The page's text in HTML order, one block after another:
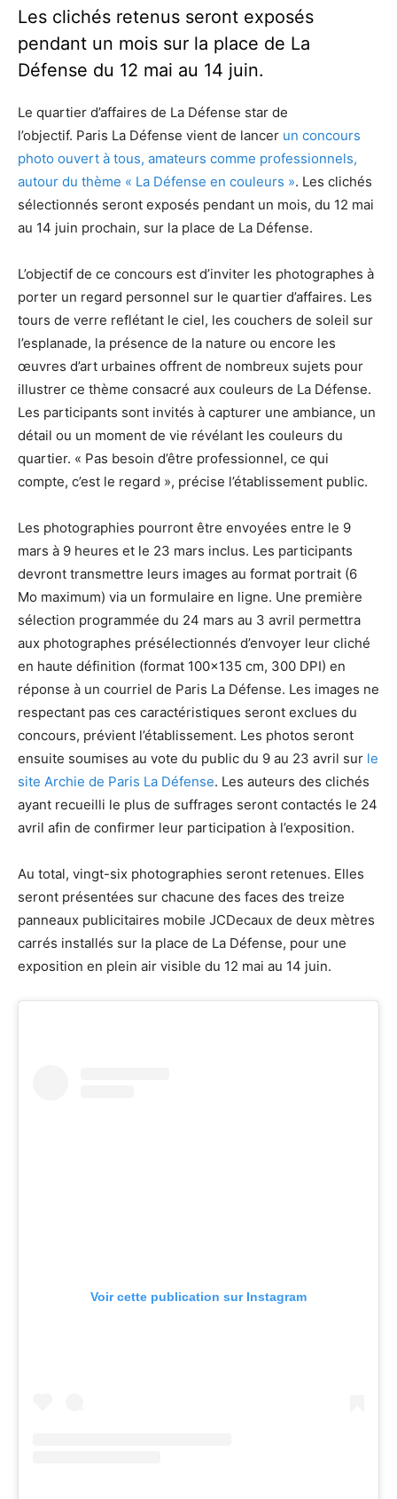
Les clichés retenus seront exposés
pendant un mois sur la place de La
Défense du 12 mai au 14 juin.
Le quartier d’affaires de La Défense star de
l’objectif. Paris La Défense vient de lancer un concours
photo ouvert à tous, amateurs comme professionnels,
autour du thème « La Défense en couleurs ». Les clichés
sélectionnés seront exposés pendant un mois, du 12 mai
au 14 juin prochain, sur la place de La Défense.
L’objectif de ce concours est d’inviter les photographes à
porter un regard personnel sur le quartier d’affaires. Les
tours de verre reflétant le ciel, les couchers de soleil sur
l’esplanade, la présence de la nature ou encore les
œuvres d’art urbaines offrent de nombreux sujets pour
illustrer ce thème consacré aux couleurs de La Défense.
Les participants sont invités à capturer une ambiance, un
détail ou un moment de vie révélant les couleurs du
quartier. « Pas besoin d’être professionnel, ce qui
compte, c’est le regard », précise l’établissement public.
Les photographies pourront être envoyées entre le 9
mars à 9 heures et le 23 mars inclus. Les participants
devront transmettre leurs images au format portrait (6
Mo maximum) via un formulaire en ligne. Une première
sélection programmée du 24 mars au 3 avril permettra
aux photographes présélectionnés d’envoyer leur cliché
en haute définition (format 100×135 cm, 300 DPI) en
réponse à un courriel de Paris La Défense. Les images ne
respectant pas ces caractéristiques seront exclues du
concours, prévient l’établissement. Les photos seront
ensuite soumises au vote du public du 9 au 23 avril sur le
site Archie de Paris La Défense. Les auteurs des clichés
ayant recueilli le plus de suffrages seront contactés le 24
avril afin de confirmer leur participation à l’exposition.
Au total, vingt-six photographies seront retenues. Elles
seront présentées sur chacune des faces des treize
panneaux publicitaires mobile JCDecaux de deux mètres
carrés installés sur la place de La Défense, pour une
exposition en plein air visible du 12 mai au 14 juin.
Voir cette publication sur Instagram